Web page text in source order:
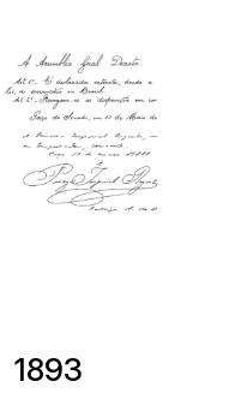
1893